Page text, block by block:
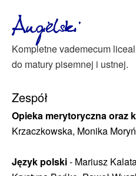
Kompletne vademecum
do matury pisemnej i ustnej.
Zespół
Opieka merytoryczna oraz
Krzaczkowska, Monika Moryń
Język polski- Mariusz